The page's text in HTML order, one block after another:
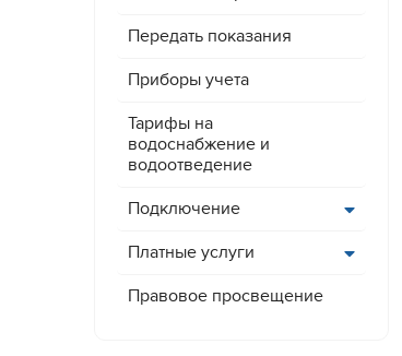
Передать показания
Приборы учета
Тарифы на
водоснабжение и
водоотведение
Подключение
Платные услуги
Правовое просвещение